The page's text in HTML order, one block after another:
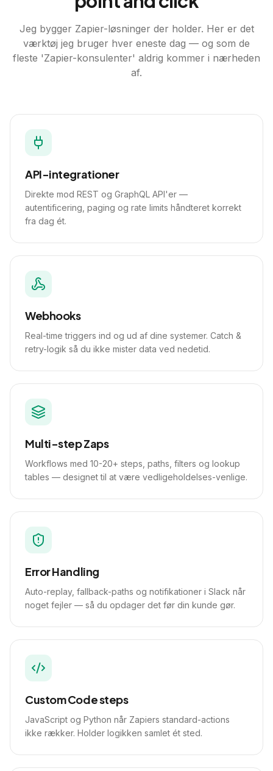
Jeg bygger Zapier-løsninger der holder. Her er det
værktøj jeg bruger hver eneste dag — og som de
fleste 'Zapier-konsulenter' aldrig kommer i nærheden
af.
API-integrationer
Direkte mod REST og GraphQL API'er —
autentificering, paging og rate limits håndteret korrekt
fra dag ét.
Webhooks
Real-time triggers ind og ud af dine systemer. Catch &
retry-logik så du ikke mister data ved nedetid.
Multi-step Zaps
Workflows med 10-20+ steps, paths, filters og lookup
tables — designet til at være vedligeholdelses-venlige.
Error Handling
Auto-replay, fallback-paths og notifikationer i Slack når
noget fejler — så du opdager det før din kunde gør.
Custom Code steps
JavaScript og Python når Zapiers standard-actions
ikke rækker. Holder logikken samlet ét sted.